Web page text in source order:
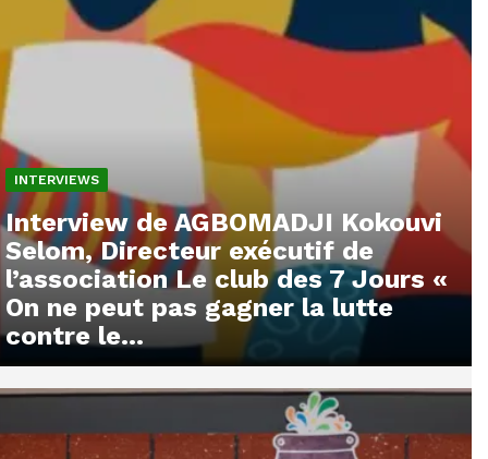
INTERVIEWS
Interview de AGBOMADJI Kokouvi
Selom, Directeur exécutif de
l’association Le club des 7 Jours «
On ne peut pas gagner la lutte
contre le...